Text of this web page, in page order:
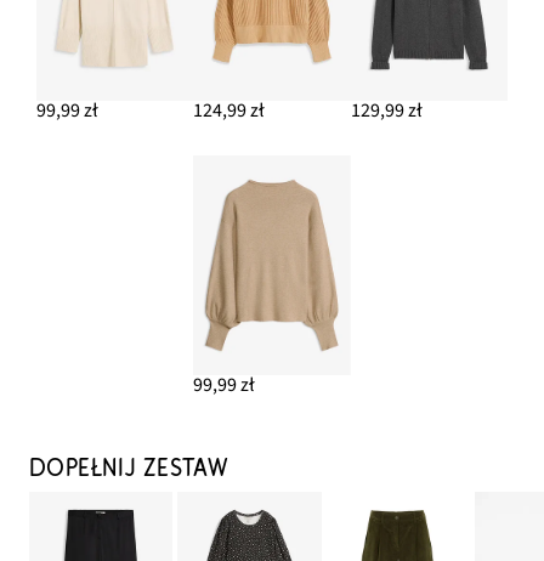
99,99 zł 124,99 zł 129,99 zł
99,99 zł
DOPEŁNIJ ZESTAW